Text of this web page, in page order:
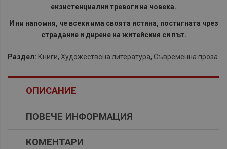
екзистенциални тревоги на човека.
И ни напомня, че всеки има своята истина, постигната чрез
страдание и дирене на житейския си път.
Раздел: Книги, Художествена литература, Съвременна проза
ОПИСАНИЕ
ПОВЕЧЕ ИНФОРМАЦИЯ
КОМЕНТАРИ